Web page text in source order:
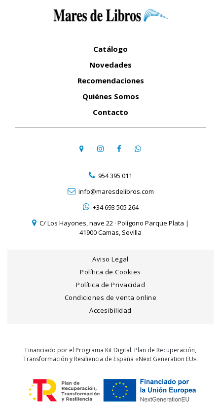
Catálogo
Novedades
Recomendaciones
Quiénes Somos
Contacto
954 395 011
info@maresdelibros.com
+34 693 505 264
C/ Los Hayones, nave 22 · Polígono Parque Plata |
41900 Camas, Sevilla
Aviso Legal
Política de Cookies
Política de Privacidad
Condiciones de venta online
Accesibilidad
Financiado por el Programa Kit Digital. Plan de Recuperación,
Transformación y Resiliencia de España «Next Generation EU».